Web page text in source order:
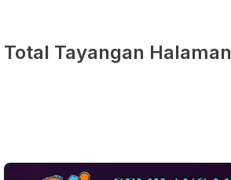
Total Tayangan Halaman